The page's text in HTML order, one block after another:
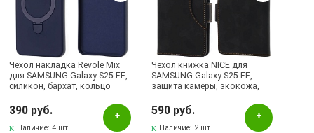
Чехол накладка Revole Mix
для SAMSUNG Galaxy S25 FE,
силикон, бархат, кольцо
390 руб.
Наличие:4 шт.
Чехол книжка NICE для
SAMSUNG Galaxy S25 FE,
защита камеры, экокожа,
590 руб.
Наличие: 2 шт.